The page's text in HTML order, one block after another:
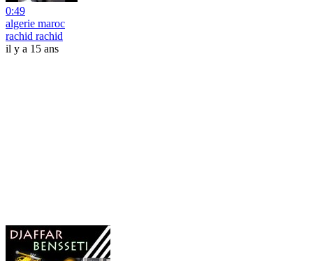
0:49
algerie maroc
rachid rachid
il y a 15 ans